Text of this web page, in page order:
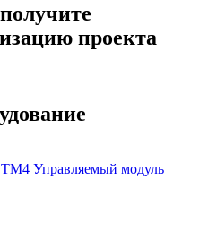
проекта
Управляемый модуль